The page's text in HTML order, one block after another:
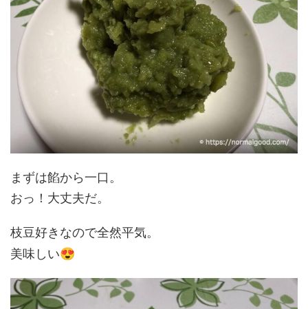
まずは餡から一口。
おっ！大丈夫だ。
枝豆好きなので全然平気。
美味しい😍